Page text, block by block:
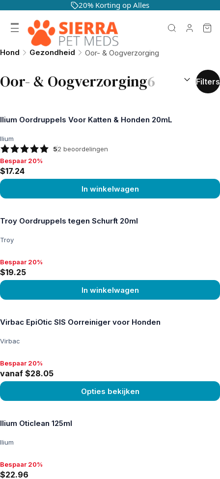
20% Korting op Alles
Hond Gezondheid Oor- & Oogverzorging
Oor- & Oogverzorging6 SORTEREN
Filters
Ilium Oordruppels Voor Katten & Honden 20mL
Ilium
52 beoordelingen
Bespaar 20%, $17.24
Bespaar 20%
$17.24
In winkelwagen
Troy Oordruppels tegen Schurft 20ml
Troy
Bespaar 20%, $19.25
Bespaar 20%
$19.25
In winkelwagen
Virbac EpiOtic SIS Oorreiniger voor Honden
Virbac
Bespaar 20%, vanaf $28.05
Bespaar 20%
vanaf $28.05
Opties bekijken
Ilium Oticlean 125ml
Ilium
Bespaar 20%, $22.96
Bespaar 20%
$22.96